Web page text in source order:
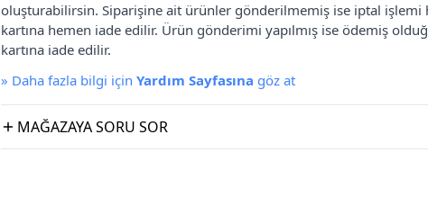
oluşturabilirsin. Siparişine ait ürünler gönderilmemiş ise iptal işlemi
kartına hemen iade edilir. Ürün gönderimi yapılmış ise ödemiş
kartına iade edilir.
» Daha fazla bilgi için Yardım Sayfasına göz at
MAĞAZAYA SORU SOR